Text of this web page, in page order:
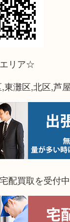
リア☆
東灘区,北区,芦
配買取を受付